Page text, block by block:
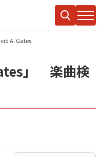
A. Gates
」 楽曲検